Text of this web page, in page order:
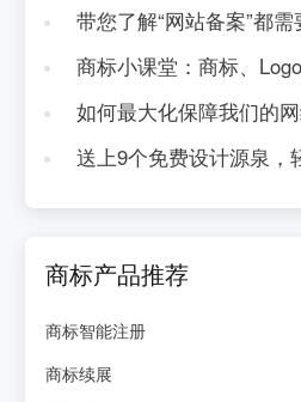
带您了解“网站备案”都
商标小课堂：商标、
如何最大化保障我们的
送上9个免费设计源泉，
商标产品推荐
商标智能注册
商标续展